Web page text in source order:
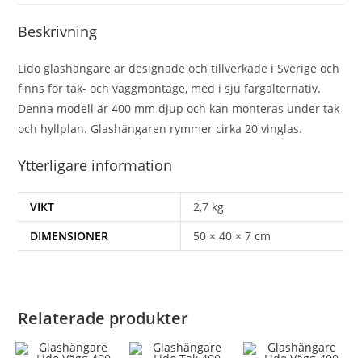
Beskrivning
Lido glashängare är designade och tillverkade i Sverige och
finns för tak- och väggmontage, med i sju färgalternativ.
Denna modell är 400 mm djup och kan monteras under tak
och hyllplan. Glashängaren rymmer cirka 20 vinglas.
Ytterligare information
VIKT
2,7 kg
DIMENSIONER
50 × 40 × 7 cm
Relaterade produkter